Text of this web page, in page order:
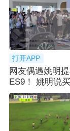
打开APP
网友偶遇姚明
ES9！ 姚明说
空间：等了2月